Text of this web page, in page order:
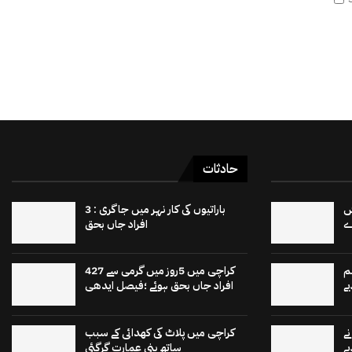
حادثات
باراتیوں کی کار نہر میں جاگری : 3
افراد جاں بحق
کراچی میں 5روز میں گرمی سے 427
افراد جاں بحق ہوئے ؛فیصل ایدھی
کراچی میں پلاٹ کی کھدائی کے سبب
ساتھ بنی عمارت گرگئی
برٹش